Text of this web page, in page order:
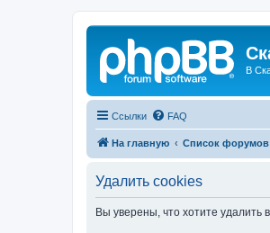
В
Ссылки FAQ
На главную Список форумов
Удалить cookies
Вы уверены, что хотите